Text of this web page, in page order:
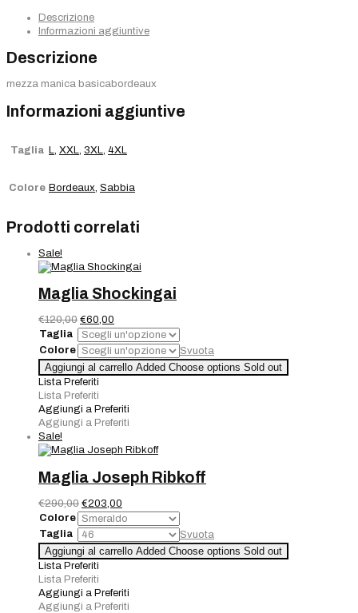
Descrizione
Informazioni aggiuntive
Descrizione
mezza manica basicabordeaux
Informazioni aggiuntive
Taglia L XXL 3XL 4XL
Colore Bordeaux Sabbia
Prodotti correlati
Sale!
Maglia Shockingai
€120,00 Il
prezzo
originale
era:
€120,00.
€60,00
prezzo
attuale
è:
€60,00.
Taglia
Colore
Svuota
Maglia
Shockingai
quantità
Aggiungi al carrello Added Choose options Sold out
Lista Preferiti
Lista Preferiti
Aggiungi a Preferiti
Aggiungi a Preferiti
Sale!
Maglia Joseph Ribkoff
€290,00 Il
prezzo
originale
era:
€290,00.
€203,00
prezzo
attuale
è:
€203,00.
Colore
Taglia
Svuota
Maglia
Joseph
Ribkoff
quantità
Aggiungi al carrello Added Choose options Sold out
Lista Preferiti
Lista Preferiti
Aggiungi a Preferiti
Aggiungi a Preferiti